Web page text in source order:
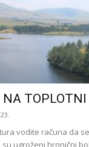
NA
vodite računa da